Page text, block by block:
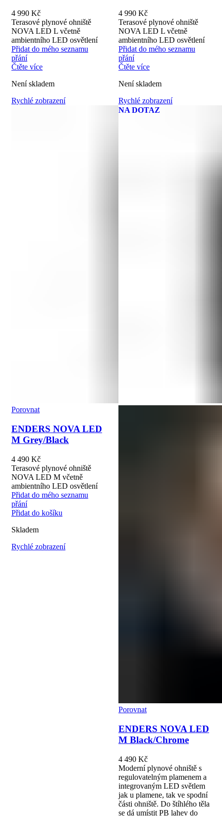
4 990 Kč
Terasové plynové ohniště
NOVA LED L včetně
ambientního LED osvětlení
Přidat do mého seznamu
přání
Čtěte více
Není skladem
Rychlé zobrazení
4 990 Kč
Terasové plynové ohniště
NOVA LED L včetně
ambientního LED osvětlení
Přidat do mého seznamu
přání
Čtěte více
Není skladem
Rychlé zobrazení
Porovnat
ENDERS NOVA LED
M Grey/Black
4 490 Kč
Terasové plynové ohniště
NOVA LED M včetně
ambientního LED osvětlení
Přidat do mého seznamu
přání
Přidat do košíku
Skladem
Rychlé zobrazení
NA DOTAZ
Porovnat
ENDERS NOVA LED
M Black/Chrome
4 490 Kč
Moderní plynové ohniště s
regulovatelným plamenem a
integrovaným LED světlem
jak u plamene, tak ve spodní
části ohniště. Do štíhlého těla
se dá umístit PB lahev do